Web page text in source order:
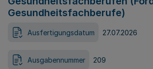
Gesundheitsfachberufe)
Ausfertigungsdatum 27.07.2026
Ausgabennummer 209